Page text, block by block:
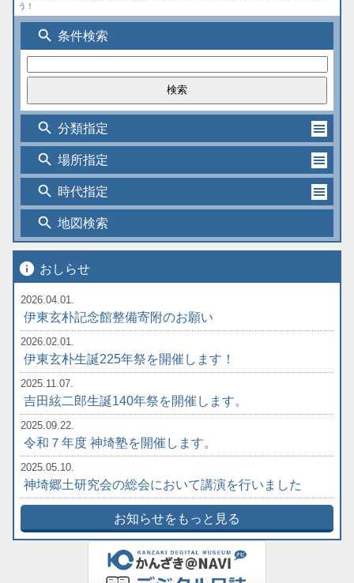
う！
search 条件検索
search 分類指定
search 場所指定
search 時代指定
search 地図検索
info おしらせ
2026.04.01.
伊東玄朴記念館整備寄附のお願い
2026.02.01.
伊東玄朴生誕225年祭を開催します！
2025.11.07.
吉田絃二郎生誕140年祭を開催します。
2025.09.22.
令和７年度 神埼塾を開催します。
2025.05.10.
神埼郷土研究会の総会において講演を行いました
お知らせをもっと見る